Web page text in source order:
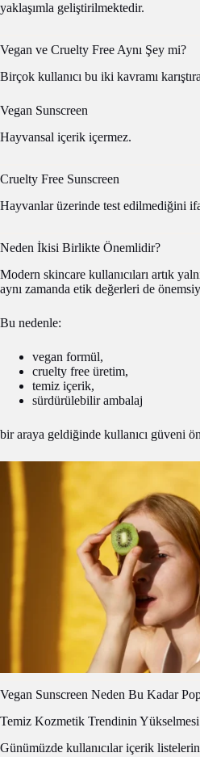
yaklaşımla geliştirilmektedir.
Vegan ve Cruelty Free Aynı Şey mi?
Birçok kullanıcı bu iki kavramı
Vegan Sunscreen
Hayvansal içerik içermez.
Cruelty Free Sunscreen
Hayvanlar üzerinde test edilmediğini
Neden İkisi Birlikte Önemlidir?
Modern skincare kullanıcıları artık
aynı zamanda etik değerleri de
Bu nedenle:
vegan formül,
cruelty free üretim,
temiz içerik,
sürdürülebilir ambalaj
bir araya geldiğinde kullanıcı güveni
Vegan Sunscreen Neden Bu Kadar
Temiz Kozmetik Trendinin Yükselmesi
Günümüzde kullanıcılar içerik